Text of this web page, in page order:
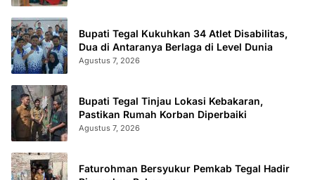
Bupati Tegal Kukuhkan 34 Atlet Disabilitas,
Dua di Antaranya Berlaga di Level Dunia
Agustus 7, 2026
Bupati Tegal Tinjau Lokasi Kebakaran,
Pastikan Rumah Korban Diperbaiki
Agustus 7, 2026
Faturohman Bersyukur Pemkab Tegal Hadir